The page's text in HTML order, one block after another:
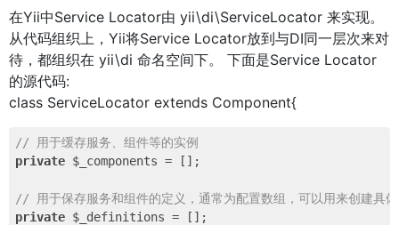
在Yii中Service Locator由 yii\di\ServiceLocator 来实现。
从代码组织上，Yii将Service Locator放到与DI同一层次来对
待，都组织在 yii\di 命名空间下。 下面是Service Locator
的源代码:
class ServiceLocator extends Component{
// 用于缓存服务、组件等的实例
private $_components = [];
// 用于保存服务和组件的定义，通常为配置数组，可以用来创建具
private